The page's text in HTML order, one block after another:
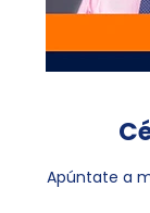
Apúntate a